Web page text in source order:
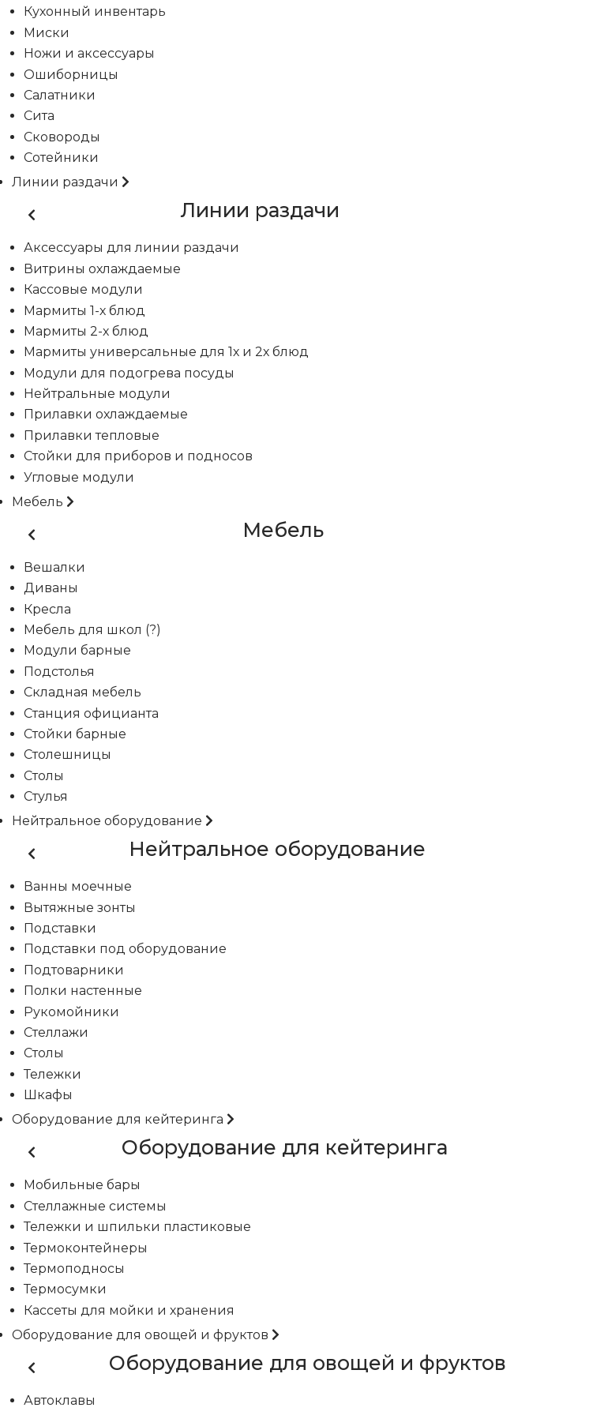
Кухонный инвентарь
Миски
Ножи и аксессуары
Ошиборницы
Салатники
Сита
Сковороды
Сотейники
Линии раздачи
Линии раздачи
Аксессуары для линии раздачи
Витрины охлаждаемые
Кассовые модули
Мармиты 1-х блюд
Мармиты 2-х блюд
Мармиты универсальные для 1х и 2х блюд
Модули для подогрева посуды
Нейтральные модули
Прилавки охлаждаемые
Прилавки тепловые
Стойки для приборов и подносов
Угловые модули
Мебель
Мебель
Вешалки
Диваны
Кресла
Мебель для школ (?)
Модули барные
Подстолья
Складная мебель
Станция официанта
Стойки барные
Столешницы
Столы
Стулья
Нейтральное оборудование
Нейтральное оборудование
Ванны моечные
Вытяжные зонты
Подставки
Подставки под оборудование
Подтоварники
Полки настенные
Рукомойники
Стеллажи
Столы
Тележки
Шкафы
Оборудование для кейтеринга
Оборудование для кейтеринга
Мобильные бары
Стеллажные системы
Тележки и шпильки пластиковые
Термоконтейнеры
Термоподносы
Термосумки
Кассеты для мойки и хранения
Оборудование для овощей и фруктов
Оборудование для овощей и фруктов
Автоклавы